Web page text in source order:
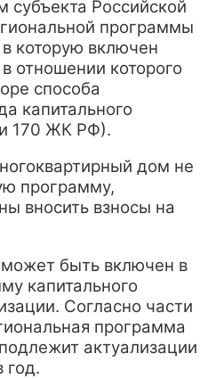
субъекта Российской
программы
которую включен
отношении которого
способа
капитального
170 ЖК РФ).
дом не
программу,
вносить взносы на
быть включен в
капитального
Согласно части
программа
актуализации
год.